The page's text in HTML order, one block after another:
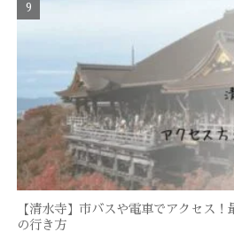
【清水寺】市バスや電車でアクセス！
の行き方